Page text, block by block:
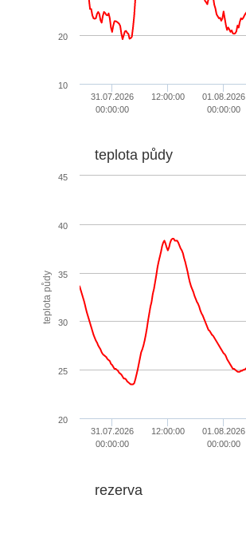
31.07.2026
00:00:00
12:00:00
01.08.2026
00:00:00
10
20
teplota půdy
teplota půdy
31.07.2026
00:00:00
12:00:00
01.08.2026
00:00:00
20
25
30
35
40
45
rezerva